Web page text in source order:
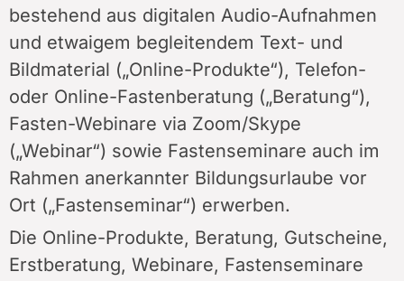
bestehend aus digitalen Audio-Aufnahmen
und etwaigem begleitendem Text- und
Bildmaterial („Online-Produkte“), Telefon-
oder Online-Fastenberatung („Beratung“),
Fasten-Webinare via Zoom/Skype
(„Webinar“) sowie Fastenseminare auch im
Rahmen anerkannter Bildungsurlaube vor
Ort („Fastenseminar“) erwerben.
Die Online-Produkte, Beratung, Gutscheine,
Erstberatung, Webinare, Fastenseminare